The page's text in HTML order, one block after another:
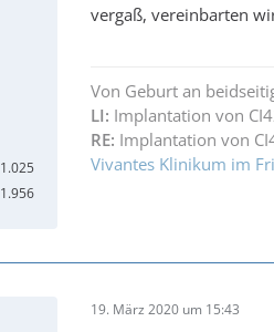
1.025
1.956
vergaß, vereinbarten
Von Geburt an
LI: Implantation von
RE: Implantation von
Vivantes Klinikum im
19. März 2020 um 15:43